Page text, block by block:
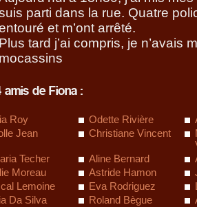
parti dans la rue. Quatre
et m’ont arrêté.
Plus tard j’ai compris, je n’avais
mocassins
amis de Fiona :
Roy Odette Rivière
Jean
Christiane Vincent
Techer
Aline Bernard
Moreau
Astride Hamon
Lemoine
Eva Rodriguez
Da Silva
Roland Bègue